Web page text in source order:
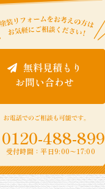
無料見積もり
お問い合わせ
0120-488-899
受付時間：平日9:00〜17:00